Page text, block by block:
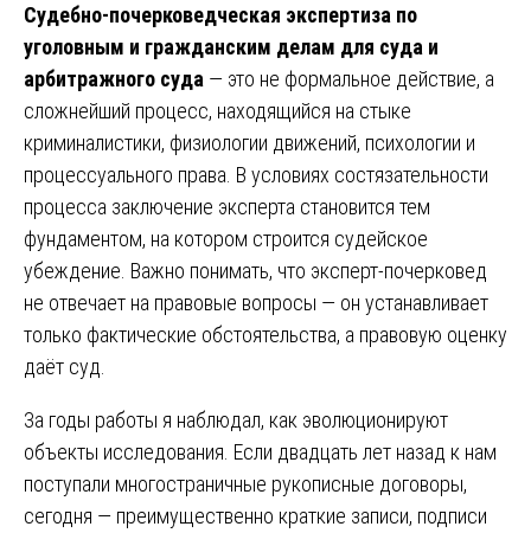
Судебно-почерковедческая экспертиза по
уголовным и гражданским делам для суда и
арбитражного суда — это не формальное действие, а
сложнейший процесс, находящийся на стыке
криминалистики, физиологии движений, психологии и
процессуального права. В условиях состязательности
процесса заключение эксперта становится тем
фундаментом, на котором строится судейское
убеждение. Важно понимать, что эксперт-почерковед
не отвечает на правовые вопросы — он устанавливает
только фактические обстоятельства, а правовую оценку
даёт суд.
За годы работы я наблюдал, как эволюционируют
объекты исследования. Если двадцать лет назад к нам
поступали многостраничные рукописные договоры,
сегодня — преимущественно краткие записи, подписи